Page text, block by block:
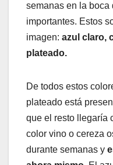
semanas en la boca
importantes. Estos
imagen: azul claro,
plateado.
De todos estos
plateado está
que el resto llegaría
color vino o cereza
durante semanas y